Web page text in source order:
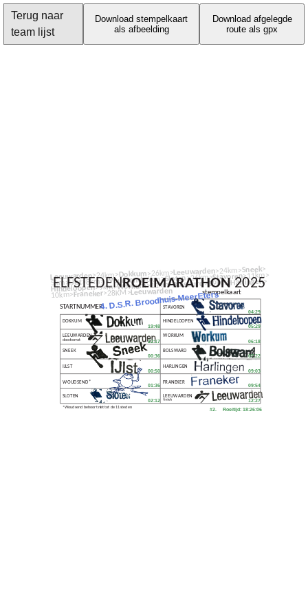
Terug naar
team lijst
Download stempelkaart
als afbeelding
Download afgelegde
route als gpx